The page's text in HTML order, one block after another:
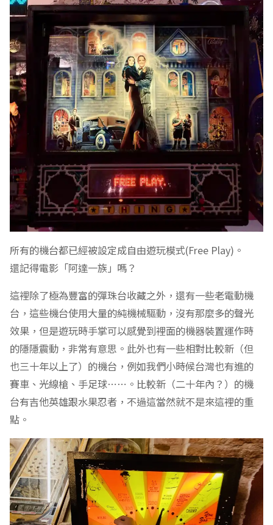
所有的機台都已經被設定成自由遊玩模式(Free Play)。
還記得電影「阿達一族」嗎？
這裡除了極為豐富的彈珠台收藏之外，還有一些老電動機
台，這些機台使用大量的純機械驅動，沒有那麼多的聲光
效果，但是遊玩時手掌可以感覺到裡面的機器裝置運作時
的隱隱震動，非常有意思。此外也有一些相對比較新（但
也三十年以上了）的機台，例如我們小時候台灣也有進的
賽車、光線槍、手足球⋯⋯。比較新（二十年內？）的機
台有吉他英雄跟水果忍者，不過這當然就不是來這裡的重
點。